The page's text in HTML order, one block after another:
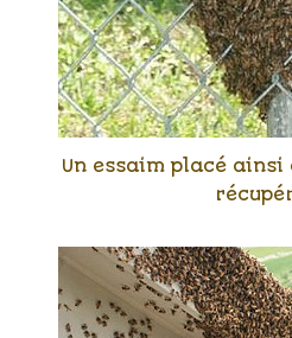
Un essaim placé